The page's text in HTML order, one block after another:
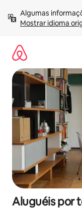
para
Mostrar idioma
Aluguéis por